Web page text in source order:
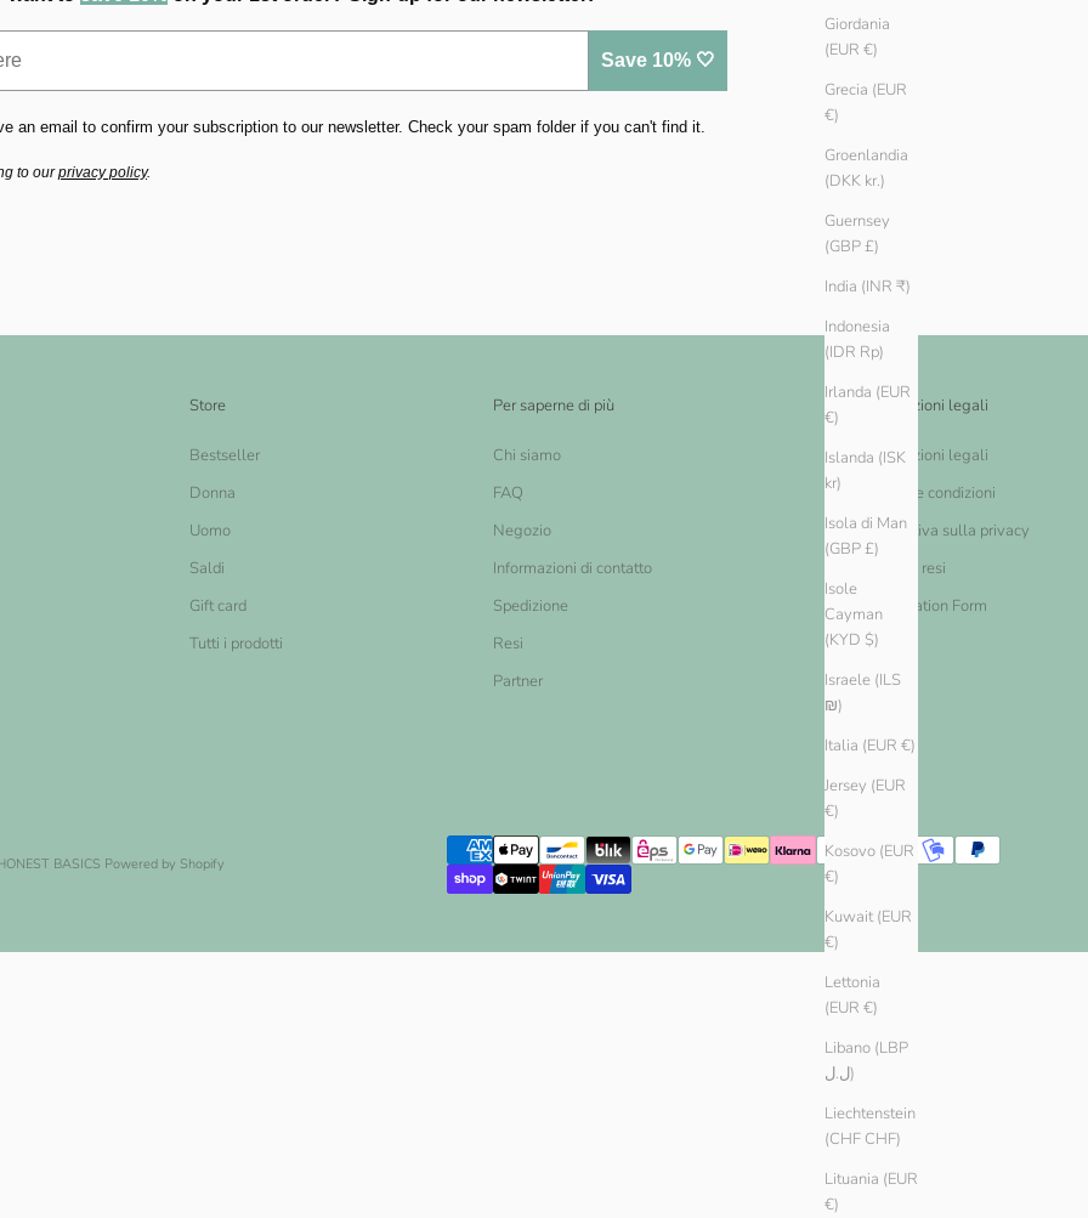
Giordania
(EUR €)
Grecia (EUR
€)
Groenlandia
(DKK kr.)
Guernsey
(GBP £)
India (INR ₹)
Indonesia
(IDR Rp)
Irlanda (EUR
€)
Islanda (ISK
kr)
Isola di Man
(GBP £)
Isole
Cayman
(KYD $)
Israele (ILS
₪)
Italia (EUR €)
Jersey (EUR
€)
Kosovo (EUR
€)
Kuwait (EUR
€)
Lettonia
(EUR €)
Libano (LBP
ل.ل)
Liechtenstein
(CHF CHF)
Lituania (EUR
€)
Save 10% 🤍
an email to confirm your subscription to our newsletter. Check your spam folder if you can't find it.
to ourprivacy policy.
Store
Bestseller
Donna
Uomo
Saldi
Gift card
Tutti i prodotti
Per saperne di più
Chi siamo
FAQ
Negozio
Informazioni di contatto
Spedizione
Resi
Partner
Informazioni legali
Informazioni legali
Termini e condizioni
Informativa sulla privacy
Cambi e resi
Cancellation Form
BASICS Powered by Shopify